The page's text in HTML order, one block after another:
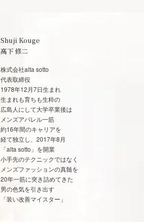
Shuji Kouge
高下 修二
株式会社alta sotto
代表取締役
1978年12月7日生まれ
生まれも育ちも生粋の
広島人にして大学卒業後は
メンズアパレル一筋
約16年間のキャリアを
経て独立し、2017年8月
「alta sotto」を開業
小手先のテクニックではなく
メンズファッションの真髄を
20年一筋に突き詰めてきた
男の色気を引き出す
「装い改善マイスター」